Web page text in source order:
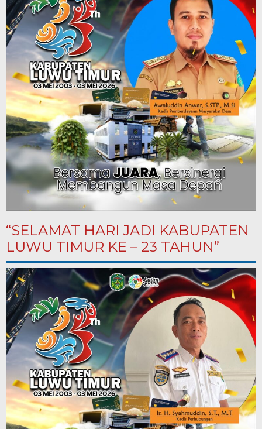
“SELAMAT HARI JADI KABUPATEN
LUWU TIMUR KE – 23 TAHUN”